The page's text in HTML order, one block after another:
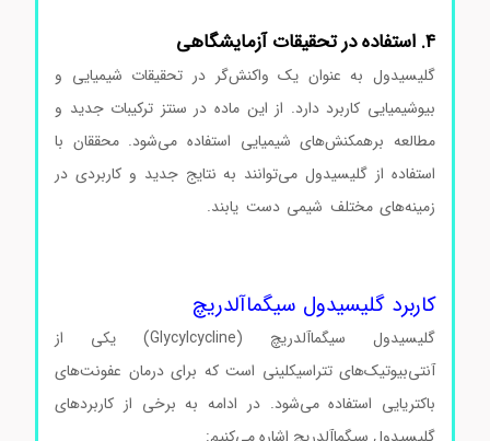
گلیسیدول به عنوان یک واکنش‌گر در تحقیقات شیمیایی و
بیوشیمیایی کاربرد دارد. از این ماده در سنتز ترکیبات جدید و
مطالعه برهمکنش‌های شیمیایی استفاده می‌شود. محققان با
استفاده از گلیسیدول می‌توانند به نتایج جدید و کاربردی در
زمینه‌های مختلف شیمی دست یابند.گلیسیدول سیگماآلدریچ
کاربرد گلیسیدول سیگماآلدریچ
گلیسیدول سیگماآلدریچ (Glycylcycline) یکی از
آنتی‌بیوتیک‌های تتراسیکلینی است که برای درمان عفونت‌های
باکتریایی استفاده می‌شود. در ادامه به برخی از کاربردهای